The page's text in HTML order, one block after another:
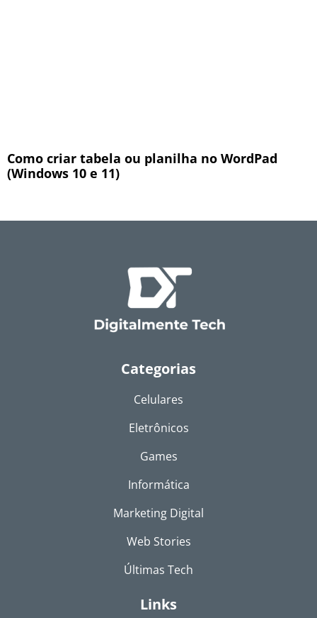
Como criar tabela ou planilha no WordPad
(Windows 10 e 11)
Categorias
Celulares
Eletrônicos
Games
Informática
Marketing Digital
Web Stories
Últimas Tech
Links